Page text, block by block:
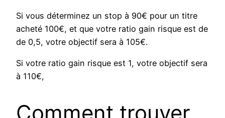
Si vous déterminez un stop à 90€ pour un titre
acheté 100€, et que votre ratio gain risque est de
de 0,5, votre objectif sera à 105€.
Si votre ratio gain risque est 1, votre objectif sera
à 110€,
Comment trouver